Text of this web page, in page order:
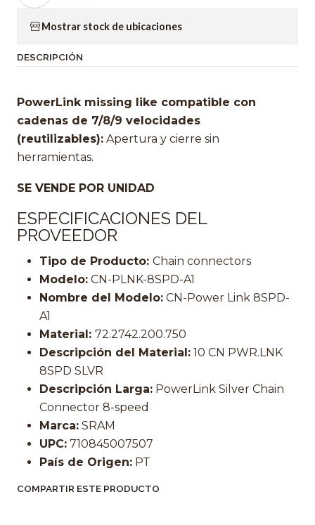
Mostrar stock de ubicaciones
DESCRIPCIÓN
PowerLink missing like compatible con
cadenas de 7/8/9 velocidades
(reutilizables): Apertura y cierre sin
herramientas.
SE VENDE POR UNIDAD
ESPECIFICACIONES DEL
PROVEEDOR
Tipo de Producto: Chain connectors
Modelo: CN-PLNK-8SPD-A1
Nombre del Modelo: CN-Power Link 8SPD-
A1
Material: 72.2742.200.750
Descripción del Material: 10 CN PWR.LNK
8SPD SLVR
Descripción Larga: PowerLink Silver Chain
Connector 8-speed
Marca: SRAM
UPC: 710845007507
País de Origen: PT
COMPARTIR ESTE PRODUCTO